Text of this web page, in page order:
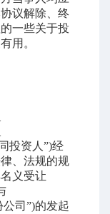
议解除、终
一些关于投
用。
投资人”)经
、法规的规
义受让
公司”)的发起